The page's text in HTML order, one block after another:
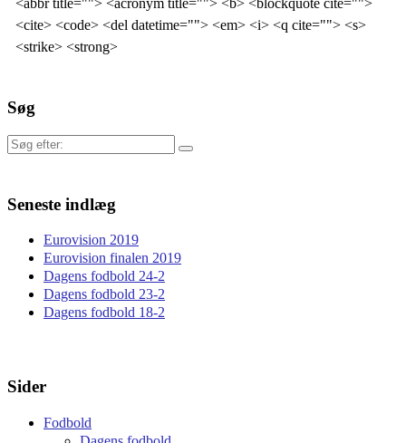
<abbr title=""> <acronym title=""> <b> <blockquote cite="">
<cite> <code> <del datetime=""> <em> <i> <q cite=""> <s>
<strike> <strong>
Søg
Søg
Seneste indlæg
Eurovision 2019
Eurovision finalen 2019
Dagens fodbold 24-2
Dagens fodbold 23-2
Dagens fodbold 18-2
Sider
Fodbold